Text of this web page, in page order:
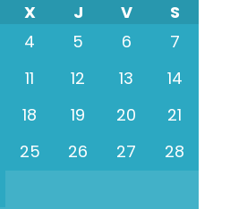
X J V
S
4 5 6
7
11 12 13
14
18 19 20
21
25 26 27
28